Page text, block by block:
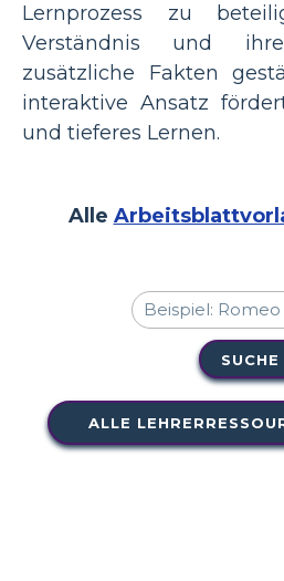
Lernprozess zu
Verständnis und
zusätzliche Fakten
interaktive Ansatz
und tieferes Lernen.
Alle
SUCHE
ALLE